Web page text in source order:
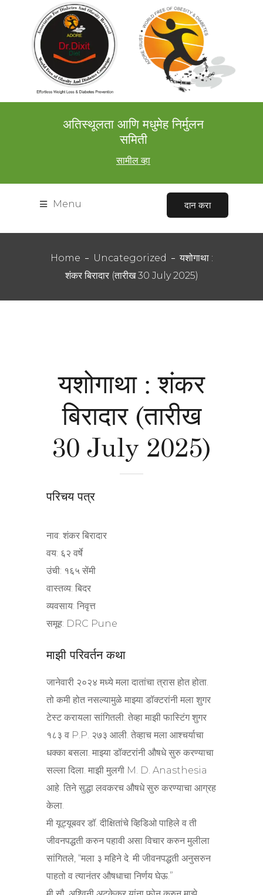
अतिस्थूलता आणि मधुमेह निर्मुलन
समिती
सामील व्हा
Menu दान करा
Home Uncategorized
यशोगाथा :
शंकर बिरादार (तारीख 30 July 2025)
यशोगाथा : शंकर
बिरादार (तारीख
30 July 2025)
परिचय पत्र
नाव: शंकर बिरादार
वय: ६२ वर्षे
उंची: १६५ सेंमी
वास्तव्य: बिदर
व्यवसाय: निवृत्त
समूह: DRC Pune
माझी परिवर्तन कथा
जानेवारी २०२४ मध्ये मला दातांचा त्रास होत होता.
तो कमी होत नसल्यामुळे माझ्या डॉक्टरांनी मला शुगर
टेस्ट करायला सांगितली. तेव्हा माझी फास्टिंग शुगर
१८३ व P.P. २७३ आली. तेव्हाच मला आश्चर्याचा
धक्का बसला. माझ्या डॉक्टरांनी औषधे सुरु करण्याचा
सल्ला दिला. माझी मुलगी M. D. Anasthesia
आहे. तिने सुद्धा लवकरच औषधे सुरु करण्याचा आग्रह
केला.
मी यूट्यूबवर डॉ. दीक्षितांचे व्हिडिओ पाहिले व ती
जीवनपद्धती करुन पहावी असा विचार करुन मुलीला
सांगितले, “मला ३ महिने दे. मी जीवनपद्धती अनुसरुन
पाहतो व त्यानंतर औषधाचा निर्णय घेऊ.”